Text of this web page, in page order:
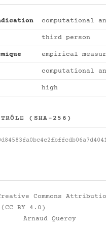
computational
third person
empirical
computational
high
(SHA-256)
Commons
BY 4.0)
Arnaud Quercy